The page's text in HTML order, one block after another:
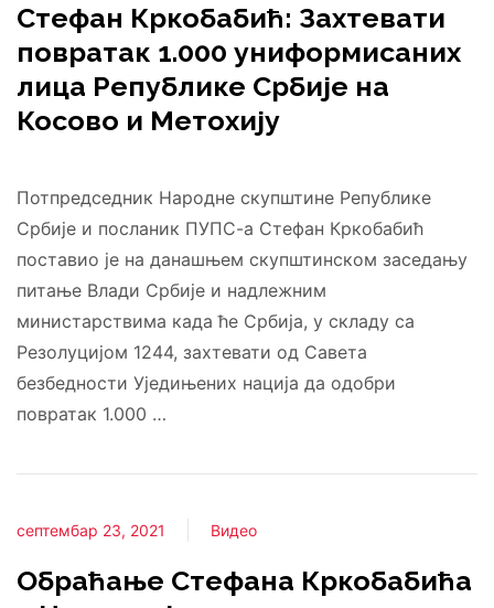
Стефан Кркобабић: Захтевати
повратак 1.000 униформисаних
лица Републике Србије на
Косово и Метохију
Потпредседник Народне скупштине Републике
Србије и посланик ПУПС-а Стефан Кркобабић
поставио је на данашњем скупштинском заседању
питање Влади Србије и надлежним
министарствима када ће Србија, у складу са
Резолуцијом 1244, захтевати од Савета
безбедности Уједињених нација да одобри
повратак 1.000 …
септембар 23, 2021 Видео
Обраћање Стефана Кркобабића